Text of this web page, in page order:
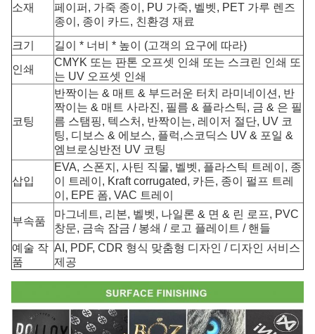
소재
페이퍼, 가죽 종이, PU 가죽, 벨벳, PET 가루 렌즈
종이, 종이 카드, 친환경 재료
크기
길이 * 너비 * 높이 (고객의 요구에 따라)
인쇄
CMYK 또는 판톤 오프셋 인쇄 또는 스크린 인쇄 또
는 UV 오프셋 인쇄
코팅
반짝이는 & 매트 & 부드러운 터치 라미네이션, 반
짝이는 & 매트 사라진, 필름 & 플라스틱, 금 & 은 필
름 스탬핑, 텍스처, 반짝이는, 레이저 절단, UV 코
팅, 디보스 & 에보스, 플럭,스코딕스 UV & 포일 &
엠브로싱반전 UV 코팅
삽입
EVA, 스폰지, 사틴 직물, 벨벳, 플라스틱 트레이, 종
이 트레이, Kraft corrugated, 카든, 종이 펄프 트레
이, EPE 폼, VAC 트레이
부속품
마그네트, 리본, 벨벳, 나일론 & 면 & 린 로프, PVC
창문, 금속 잠금 / 봉쇄 / 로고 플레이트 / 핸들
예술 작
품
AI, PDF, CDR 형식 맞춤형 디자인 / 디자인 서비스
제공